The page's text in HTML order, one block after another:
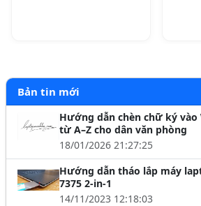
Bản tin mới
Hướng dẫn chèn chữ ký vào
từ A–Z cho dân văn phòng
18/01/2026 21:27:25
Hướng dẫn tháo lắp máy
7375 2-in-1
14/11/2023 12:18:03